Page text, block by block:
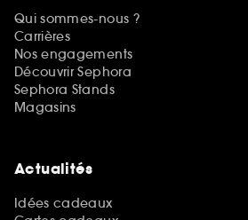
Qui sommes-nous ?
Carrières
Nos engagements
Découvrir Sephora
Sephora Stands
Magasins
Actualités
Idées cadeaux